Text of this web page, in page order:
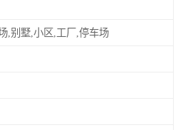
,别墅,小区,工厂,停车场